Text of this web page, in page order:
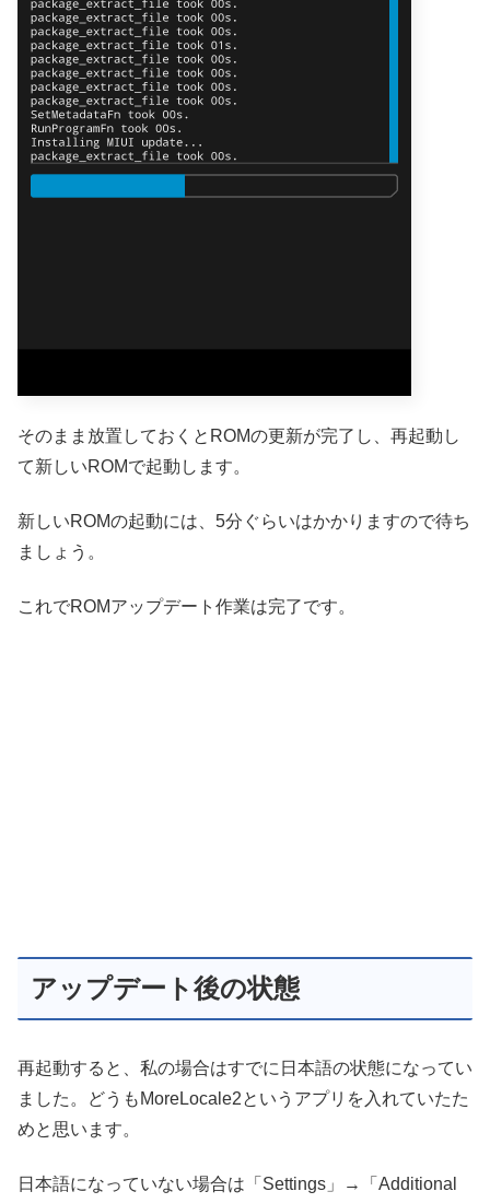
そのまま放置しておくとROMの更新が完了し、再起動し
て新しいROMで起動します。
新しいROMの起動には、5分ぐらいはかかりますので待ち
ましょう。
これでROMアップデート作業は完了です。
アップデート後の状態
再起動すると、私の場合はすでに日本語の状態になってい
ました。どうもMoreLocale2というアプリを入れていたた
めと思います。
日本語になっていない場合は「Settings」→「Additional